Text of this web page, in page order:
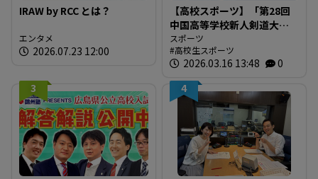
IRAW by RCC とは？
エンタメ
2026.07.23 12:00
【高校スポーツ】「第28回
中国高等学校新人剣道大
会」結果
スポーツ
高校生スポーツ
2026.03.16 13:48
0
3
4